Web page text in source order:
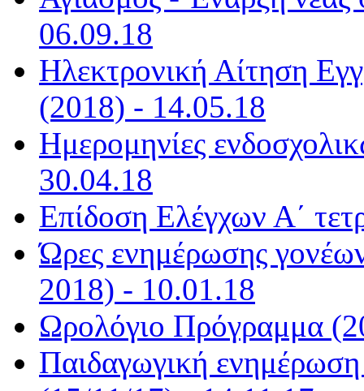
06.09.18
Ηλεκτρονική Αίτηση
(2018) - 14.05.18
Ημερομηνίες
30.04.18
Επίδοση Ελέγχων Α΄
Ώρες ενημέρωσης
2018) - 10.01.18
Ωρολόγιο Πρόγραμμα
Παιδαγωγική